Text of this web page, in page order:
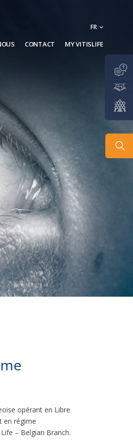
FR
CONTACT MY VITISLIFE
opérant en Libre
en régime
– Belgian Branch.